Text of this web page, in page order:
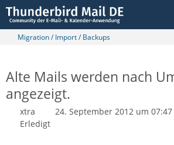
Migration / Import / Backups
Alte Mails werden nach
angezeigt.
xtra 24. September 2012 um 07:47
Erledigt